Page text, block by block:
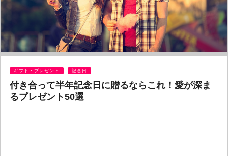
ギフト・プレゼント 記念日
付き合って半年記念日に贈るならこれ！愛が深ま
るプレゼント50選